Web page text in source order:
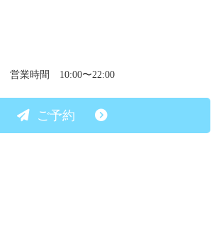
営業時間 10:00〜22:00
ご予約